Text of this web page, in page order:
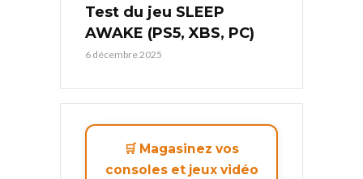
Test du jeu SLEEP
AWAKE (PS5, XBS, PC)
6 décembre 2025
🛒 Magasinez vos
consoles et jeux vidéo